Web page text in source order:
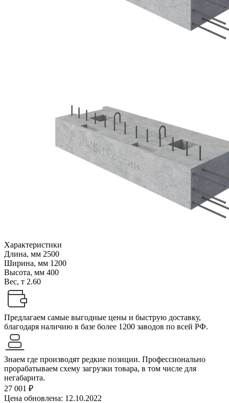
Характеристики
Длина, мм 2500
Ширина, мм 1200
Высота, мм 400
Вес, т 2.60
Предлагаем самые выгодные цены и быструю доставку,
благодаря наличию в базе более 1200 заводов по всей РФ.
Знаем где производят редкие позиции. Профессионально
прорабатываем схему загрузки товара, в том числе для
негабарита.
27 001 ₽
Цена обновлена: 12.10.2022